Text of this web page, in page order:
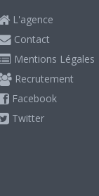
L'agence
Contact
Mentions Légales
Recrutement
Facebook
Twitter